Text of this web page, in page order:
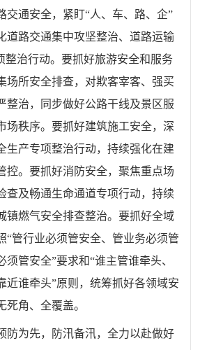
交通安全，紧盯“人、车、路、企”
道路交通集中攻坚整治、道路运输
整治行动。要抓好旅游安全和服务
场所安全排查，对欺客宰客、强买
整治，同步做好公路干线及景区服
场秩序。要抓好建筑施工安全，深
生产专项整治行动，持续强化在建
控。要抓好消防安全，聚焦重点场
查及畅通生命通道专项行动，持续
镇燃气安全排查整治。要抓好全域
“管行业必须管安全、管业务必须管
须管安全”要求和“谁主管谁牵头、
近谁牵头”原则，统筹抓好各领域安
死角、全覆盖。
防为先，防汛备汛，全力以赴做好